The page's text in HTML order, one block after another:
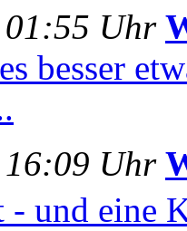
Uhr
besser
Uhr
- und eine